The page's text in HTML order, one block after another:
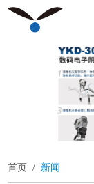
首页 / 新闻